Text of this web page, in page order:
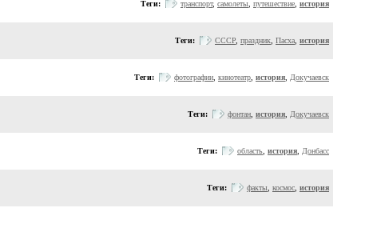
Теги: транспорт, самолеты путешествие история
Теги: СССР праздник Пасха история
Теги: фотографии кинотеатр история Докучаевск
Теги: фонтан история Докучаевск
Теги: область история Донбасс
Теги: факты космос история